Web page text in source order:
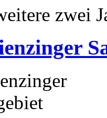
zwei